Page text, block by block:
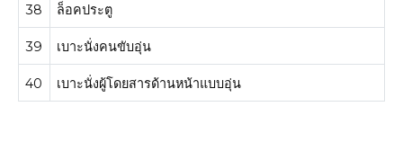
38 ล็อคประตู
39 เบาะนั่งคนขับอุ่น
40 เบาะนั่งผู้โดยสารด้านหน้าแบบอุ่น